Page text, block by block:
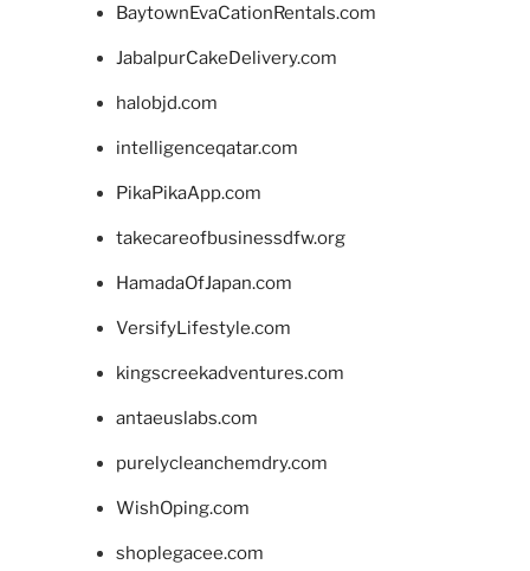
BaytownEvaCationRentals.com
JabalpurCakeDelivery.com
halobjd.com
intelligenceqatar.com
PikaPikaApp.com
takecareofbusinessdfw.org
HamadaOfJapan.com
VersifyLifestyle.com
kingscreekadventures.com
antaeuslabs.com
purelycleanchemdry.com
WishOping.com
shoplegacee.com